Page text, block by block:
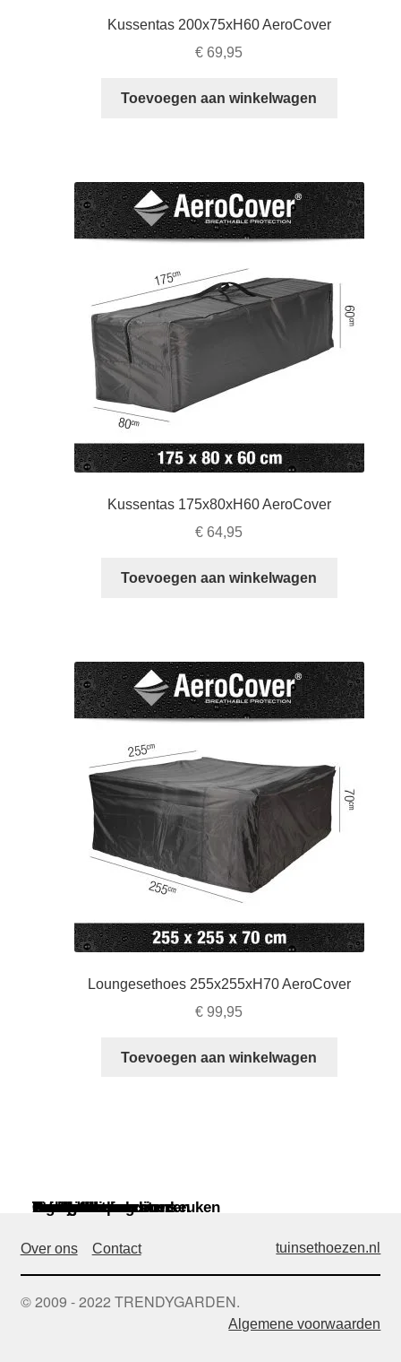
Kussentas 200x75xH60 AeroCover
€ 69,95
Toevoegen aan winkelwagen
Kussentas 175x80xH60 AeroCover
€ 64,95
Toevoegen aan winkelwagen
Loungesethoes 255x255xH70 AeroCover
€ 99,95
Toevoegen aan winkelwagen
Tuinmeubelen
Parasols
Paviljoens
Loungesethoezen
Lounge dining hoezen
Tuinsethoezen
Parasolhoezen
Bankhoezen
Stoelhoezen
Kussentassen
Tafelhoezen
Barbecue en buitenkeuken
Ligbedhoezen
Aerocover
Garden Impressions
Coverit
Eurotrail
Over ons Contact tuinsethoezen.nl
© 2009 - 2022 TRENDYGARDEN.
Algemene voorwaarden